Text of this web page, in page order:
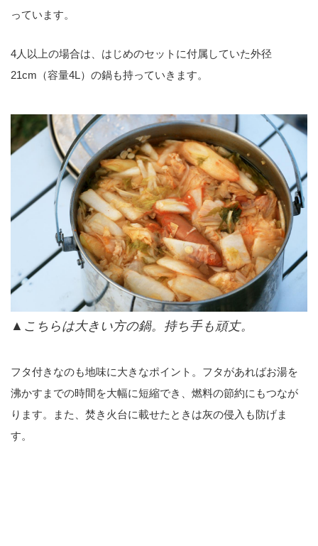
っています。
4人以上の場合は、はじめのセットに付属していた外径
21cm（容量4L）の鍋も持っていきます。
▲こちらは大きい方の鍋。持ち手も頑丈。
フタ付きなのも地味に大きなポイント。フタがあればお湯を
沸かすまでの時間を大幅に短縮でき、燃料の節約にもつなが
ります。また、焚き火台に載せたときは灰の侵入も防げま
す。